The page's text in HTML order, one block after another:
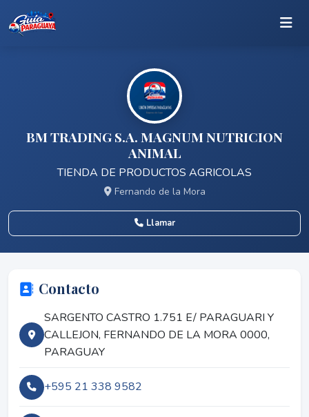
BM TRADING S.A. MAGNUM NUTRICION
ANIMAL
TIENDA DE PRODUCTOS AGRICOLAS
Fernando de la Mora
Llamar
Contacto
SARGENTO CASTRO 1.751 E/ PARAGUARI Y
CALLEJON, FERNANDO DE LA MORA 0000,
PARAGUAY
+595 21 338 9582